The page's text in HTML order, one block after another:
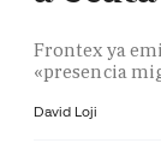
Frontex ya
«presencia
David Loji